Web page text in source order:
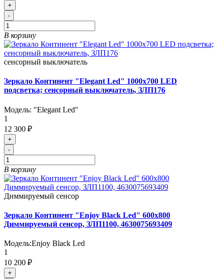
+
-
В корзину
сенсорный выключатель
Зеркало Континент "Elegant Led" 1000х700 LED
подсветка; сенсорный выключатель, ЗЛП176
Модель: "Elegant Led"
1
12 300 ₽
+
-
В корзину
Диммируемый сенсор
Зеркало Континент "Enjoy Black Led" 600x800
Диммируемый сенсор, ЗЛП1100, 4630075693409
Модель:Enjoy Black Led
1
10 200 ₽
+